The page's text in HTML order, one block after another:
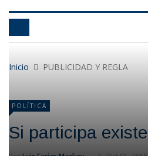
Inicio PUBLICIDAD Y REGLA
POLÍTICA
Si participa existe